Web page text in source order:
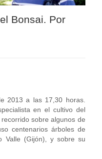
Bonsai. Por
2013 a las 17,30 horas.
en el cultivo del
sobre algunos de
centenarios árboles de
Valle (Gijón), y sobre su